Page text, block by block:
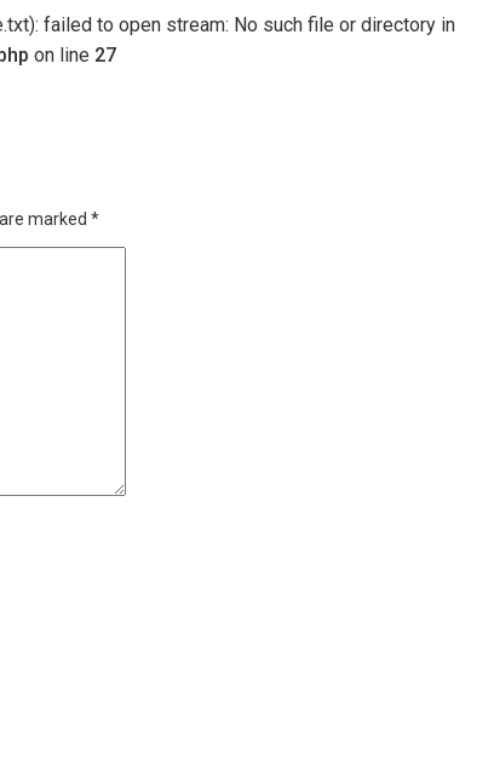
failed to open stream: No such file or directory in
on line 27
marked *